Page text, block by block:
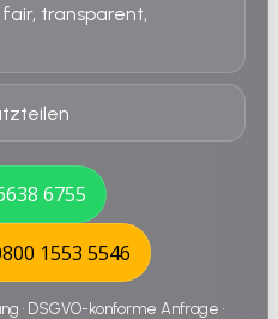
transparent,
6755
1553 5546
• DSGVO-konforme Anfrage •